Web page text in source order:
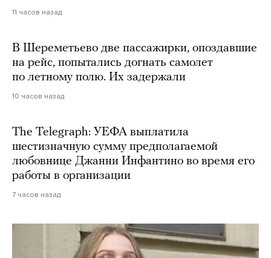
11 часов назад
В Шереметьево две пассажирки, опоздавшие
на рейс, попытались догнать самолет
по летному полю. Их задержали
10 часов назад
The Telegraph: УЕФА выплатила
шестизначную сумму предполагаемой
любовнице Джанни Инфантино во время его
работы в организации
7 часов назад